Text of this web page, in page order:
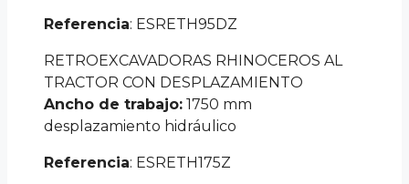
Referencia: ESRETH95DZ
RETROEXCAVADORAS RHINOCEROS AL
TRACTOR CON DESPLAZAMIENTO
Ancho de trabajo: 1750 mm
desplazamiento hidráulico
Referencia: ESRETH175Z